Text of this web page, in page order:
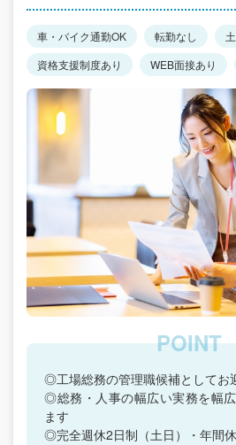
車・バイク通勤OK 転勤なし
資格支援制度あり
WEB面接あり
◎工場総務の管理職候補としてお
◎総務・人事の幅広い実務を幅
ます
◎完全週休2日制（土日）・年間